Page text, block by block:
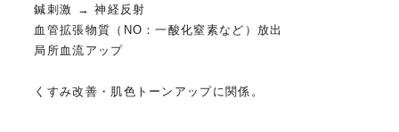
鍼刺激 → 神経反射
血管拡張物質（NO：一酸化窒素など）放出
局所血流アップ
くすみ改善・肌色トーンアップに関係。